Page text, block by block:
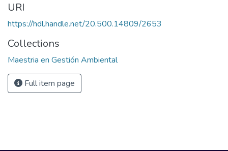
URI
https://hdl.handle.net/20.500.14809/2653
Collections
Maestria en Gestión Ambiental
Full item page